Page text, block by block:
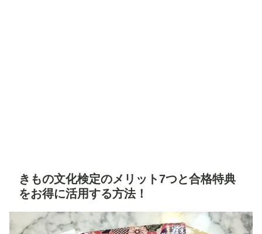
きもの文化検定のメリット7つと合格特典
をお得に活用する方法！